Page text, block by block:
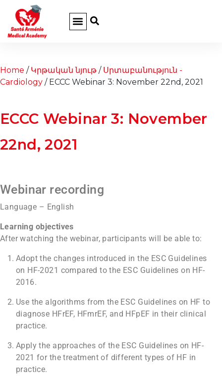
Home / Կրթական նյութ / Սրտաբանություն -
Cardiology / ECCC Webinar 3: November 22nd, 2021
ECCC Webinar 3: November
22nd, 2021
Webinar recording
Language – English
Learning objectives
After watching the webinar, participants will be able to:
Adopt the changes introduced in the ESC Guidelines
on HF-2021 compared to the ESC Guidelines on HF-
2016.
Use the algorithms from the ESC Guidelines on HF to
diagnose HFrEF, HFmrEF, and HFpEF in their clinical
practice.
Apply the approaches of the ESC Guidelines on HF-
2021 for the treatment of different types of HF in
practice.